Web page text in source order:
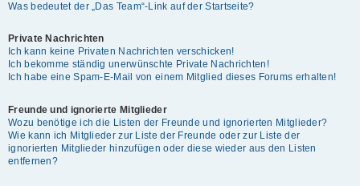
Was bedeutet der „Das Team“-Link auf der Startseite?
Private Nachrichten
Ich kann keine Privaten Nachrichten verschicken!
Ich bekomme ständig unerwünschte Private Nachrichten!
Ich habe eine Spam-E-Mail von einem Mitglied dieses Forums erhalten!
Freunde und ignorierte Mitglieder
Wozu benötige ich die Listen der Freunde und ignorierten Mitglieder?
Wie kann ich Mitglieder zur Liste der Freunde oder zur Liste der
ignorierten Mitglieder hinzufügen oder diese wieder aus den Listen
entfernen?